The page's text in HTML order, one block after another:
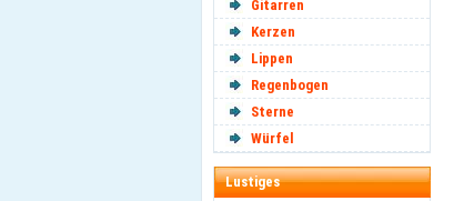
Gitarren
Kerzen
Lippen
Regenbogen
Sterne
Würfel
Lustiges